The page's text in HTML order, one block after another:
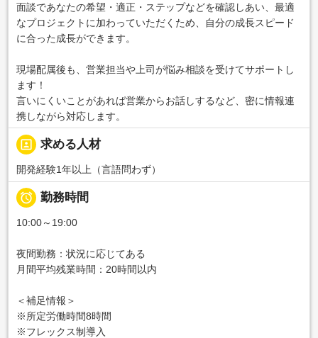
面談であなたの希望・適正・ステップなどを確認しあい、最適
なプロジェクトに加わっていただくため、自分の成長スピード
に合った成長ができます。
現場配属後も、営業担当や上司が悩み相談を受けてサポートし
ます！
言いにくいことがあれば営業からお話しするなど、密に情報連
携しながら対応します。
portrait 求める人材
開発経験1年以上（言語問わず）
 勤務時間
10:00～19:00
夜間勤務：状況に応じてある
月間平均残業時間：20時間以内
＜補足情報＞
※所定労働時間8時間
※フレックス制導入